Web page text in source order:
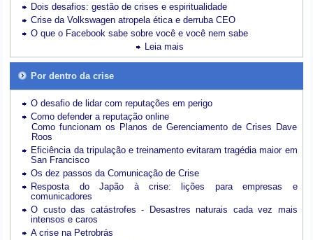
Dois desafios: gestão de crises e espiritualidade
Crise da Volkswagen atropela ética e derruba CEO
O que o Facebook sabe sobre você e você nem sabe
Leia mais
Por dentro da crise
O desafio de lidar com reputações em perigo
Como defender a reputação online
Como funcionam os Planos de Gerenciamento de Crises Dave
Roos
Eficiência da tripulação e treinamento evitaram tragédia maior em
San Francisco
Os dez passos da Comunicação de Crise
Resposta do Japão à crise: lições para empresas e
comunicadores
O custo das catástrofes -
Desastres naturais cada vez mais
intensos e caros
A crise na Petrobrás